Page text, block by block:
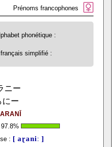
Prénoms francophones
phonétique :
simplifié :
ニー
にー
ARANĪ
97.8%
: [ aɽaniː ]